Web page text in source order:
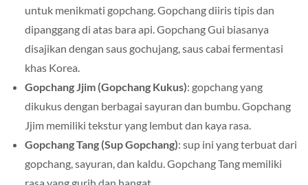
untuk menikmati gopchang. Gopchang diiris tipis dan
dipanggang di atas bara api. Gopchang Gui biasanya
disajikan dengan saus gochujang, saus cabai fermentasi
khas Korea.
Gopchang Jjim (Gopchang Kukus): gopchang yang
dikukus dengan berbagai sayuran dan bumbu. Gopchang
Jjim memiliki tekstur yang lembut dan kaya rasa.
Gopchang Tang (Sup Gopchang): sup ini yang terbuat dari
gopchang, sayuran, dan kaldu. Gopchang Tang memiliki